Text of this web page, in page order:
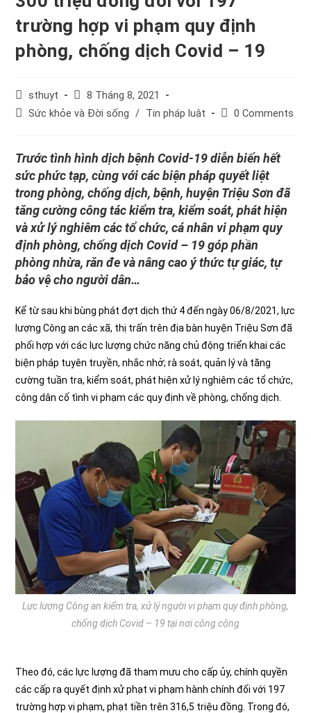
trường hợp vi phạm quy định
phòng, chống dịch Covid – 19
Post
author:
sthuyt
Post
published:
8 Tháng 8, 2021
PostSức khỏe và Đời sống / Tin pháp luật
Post0 Comments
Trước tình hình dịch bệnh Covid-19 diễn biến hết
sức phức tạp, cùng với các biện pháp quyết liệt
trong phòng, chống dịch, bệnh, huyện Triệu Sơn đã
tăng cường công tác kiểm tra, kiểm soát, phát hiện
và xử lý nghiêm các tổ chức, cá nhân vi phạm quy
định phòng, chống dịch Covid – 19 góp phần
phòng nhừa, răn đe và nâng cao ý thức tự giác, tự
bảo vệ cho người dân…
Kể từ sau khi bùng phát đợt dịch thứ 4 đến ngày 06/8/2021, lực
lượng Công an các xã, thị trấn trên địa bàn huyện Triệu Sơn đã
phối hợp với các lực lượng chức năng chủ động triển khai các
biện pháp tuyên truyền, nhắc nhở; rà soát, quản lý và tăng
cường tuần tra, kiểm soát, phát hiện xử lý nghiêm các tổ chức,
công dân cố tình vi phạm các quy định về phòng, chống dịch.
Lực lượng Công an kiểm tra, xử lý người vi phạm quy định phòng,
chống dịch Covid – 19 tại nơi công cộng
Theo đó, các lực lượng đã tham mưu cho cấp ủy, chính quyền
các cấp ra quyết định xử phạt vi phạm hành chính đối với 197
trường hợp vi phạm, phạt tiền trên 316,5 triệu đồng. Trong đó,